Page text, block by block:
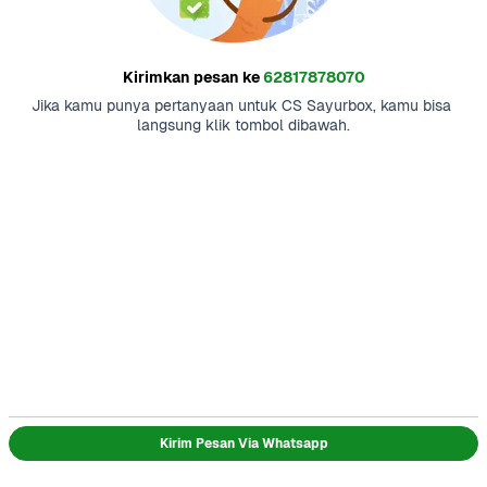
Kirimkan pesan ke62817878070
Jika kamu punya pertanyaan untuk CS Sayurbox, kamu bisa
langsung klik tombol dibawah.
Kirim Pesan Via Whatsapp